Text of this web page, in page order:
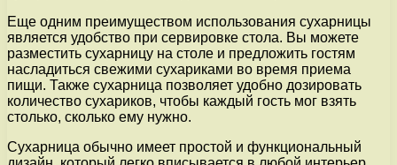
Еще одним преимуществом использования сухарницы
является удобство при сервировке стола. Вы можете
разместить сухарницу на столе и предложить гостям
насладиться свежими сухариками во время приема
пищи. Также сухарница позволяет удобно дозировать
количество сухариков, чтобы каждый гость мог взять
столько, сколько ему нужно.
Сухарница обычно имеет простой и функциональный